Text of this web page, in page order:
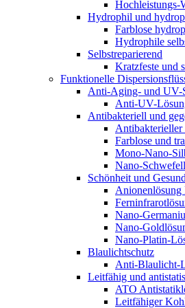
Hochleistungs-
Hydrophil und
Farblose
Hydrophile
Selbstreparierend
Kratzfeste und
Funktionelle
Anti-Aging- und UV-
Anti-UV-
Antibakteriell und
Antibakterieller
Farblose und
Mono-Nano-
Nano-
Schönheit und
Nano-
Nano-
Nano-Platin-
Blaulichtschutz
Anti-Blaulicht-
Leitfähig und
ATO
Leitfähiger